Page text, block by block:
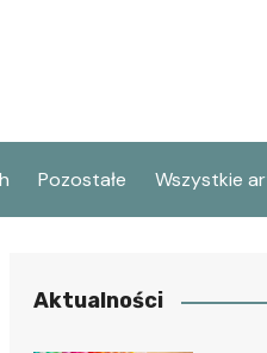
Pozostałe Wszystkie
Aktualności